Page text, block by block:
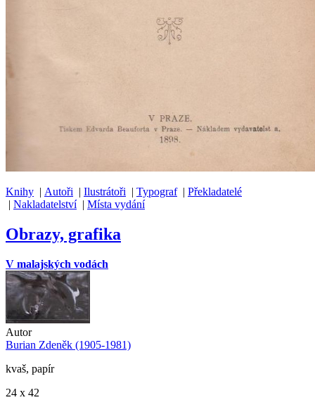
Knihy | Autoři | Ilustrátoři | Typograf| Překladatelé
| Nakladatelství| Místa vydání
Obrazy, grafika
V malajských vodách
Autor
Burian Zdeněk (1905-1981)
kvaš, papír
24 x 42